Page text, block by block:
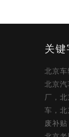
关键
北京车
北京
厂，
车，
废补